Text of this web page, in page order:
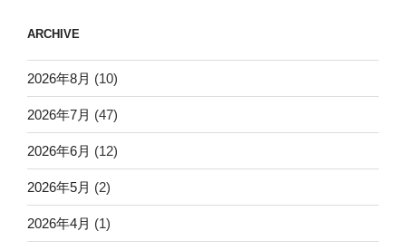
ARCHIVE
2026年8月 (10)
2026年7月 (47)
2026年6月 (12)
2026年5月 (2)
2026年4月 (1)